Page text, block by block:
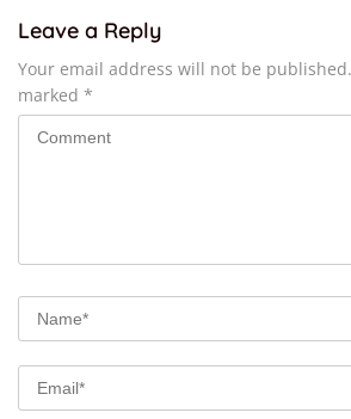
Leave a Reply
Your email address will not be published.
marked *